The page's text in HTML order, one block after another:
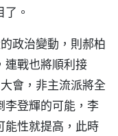
。
政治變動，則郝柏
連戰也將順利接
會，非主流派將全
李登輝的可能，李
能性就提高，此時